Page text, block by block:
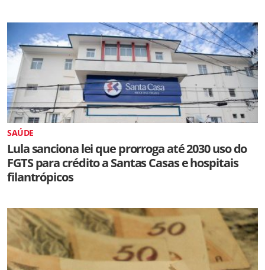
SAÚDE
Lula sanciona lei que prorroga até 2030 uso do
FGTS para crédito a Santas Casas e hospitais
filantrópicos